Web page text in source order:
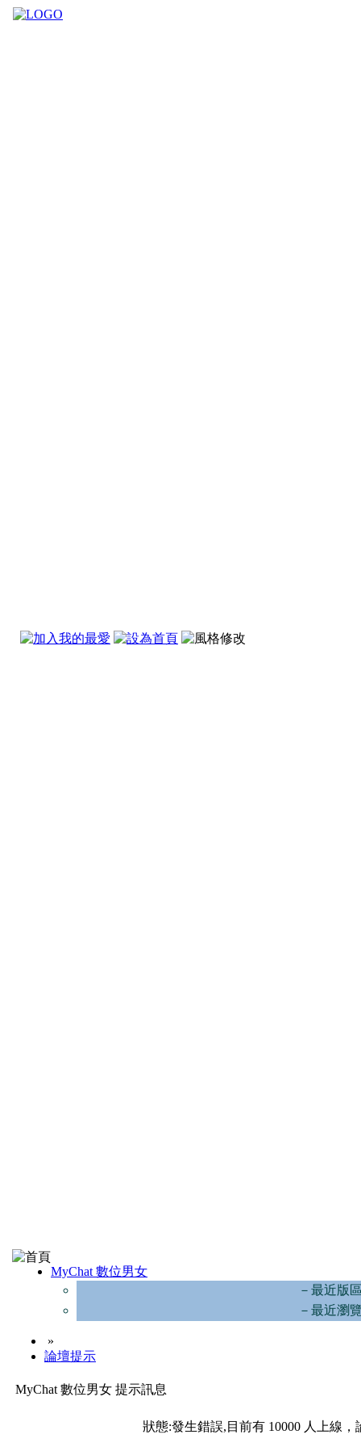
MyChat 數位男女
－最近版
－最近瀏
»
論壇提示
MyChat 數位男女 提示訊息
狀態:發生錯誤,目前有 10000 人上線